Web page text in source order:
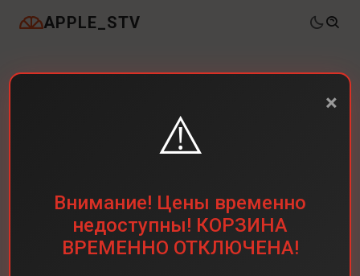
APPLE_STV
×
⚠️
Внимание! Цены временно
недоступны! КОРЗИНА
ВРЕМЕННО ОТКЛЮЧЕНА!